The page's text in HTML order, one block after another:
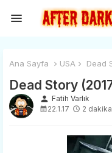
Ana Sayfa USA Dead
Dead Story
person Fatih Varlık
22.1.17
2